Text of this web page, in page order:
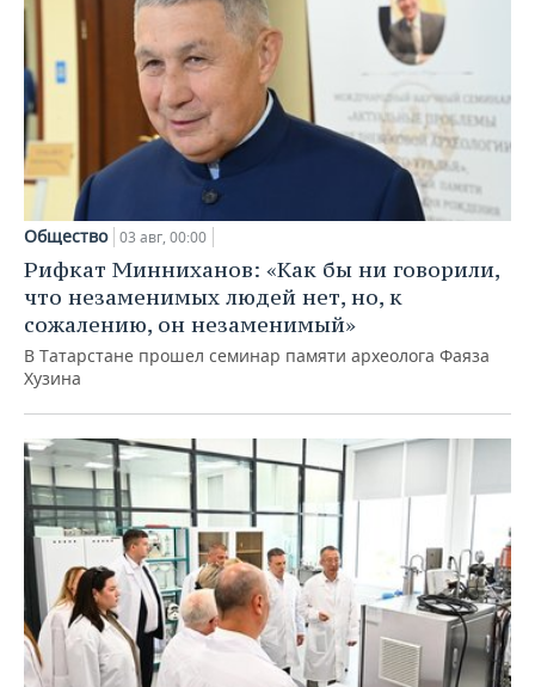
Общество 03 авг, 00:00
Рифкат Минниханов: «Как бы ни говорили,
что незаменимых людей нет, но, к
сожалению, он незаменимый»
В Татарстане прошел семинар памяти археолога Фаяза
Хузина